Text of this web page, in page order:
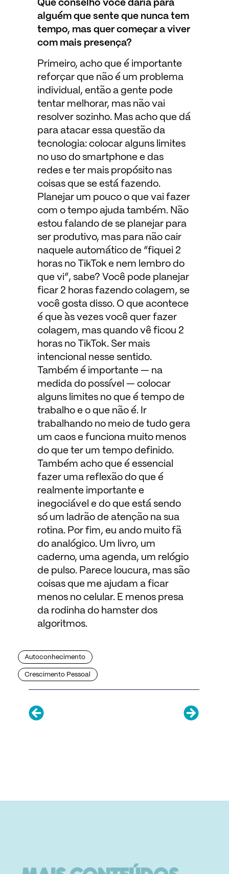
Que conselho você daria para
alguém que sente que nunca tem
tempo, mas quer começar a viver
com mais presença?
Primeiro, acho que é importante
reforçar que não é um problema
individual, então a gente pode
tentar melhorar, mas não vai
resolver sozinho. Mas acho que dá
para atacar essa questão da
tecnologia: colocar alguns limites
no uso do smartphone e das
redes e ter mais propósito nas
coisas que se está fazendo.
Planejar um pouco o que vai fazer
com o tempo ajuda também. Não
estou falando de se planejar para
ser produtivo, mas para não cair
naquele automático de “fiquei 2
horas no TikTok e nem lembro do
que vi”, sabe? Você pode planejar
ficar 2 horas fazendo colagem, se
você gosta disso. O que acontece
é que às vezes você quer fazer
colagem, mas quando vê ficou 2
horas no TikTok. Ser mais
intencional nesse sentido.
Também é importante — na
medida do possível — colocar
alguns limites no que é tempo de
trabalho e o que não é. Ir
trabalhando no meio de tudo gera
um caos e funciona muito menos
do que ter um tempo definido.
Também acho que é essencial
fazer uma reflexão do que é
realmente importante e
inegociável e do que está sendo
só um ladrão de atenção na sua
rotina. Por fim, eu ando muito fã
do analógico. Um livro, um
caderno, uma agenda, um relógio
de pulso. Parece loucura, mas são
coisas que me ajudam a ficar
menos no celular. E menos presa
da rodinha do hamster dos
algoritmos.
Autoconhecimento
Crescimento Pessoal